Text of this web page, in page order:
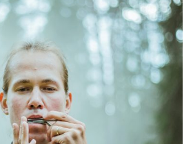
MEISTERJAAN